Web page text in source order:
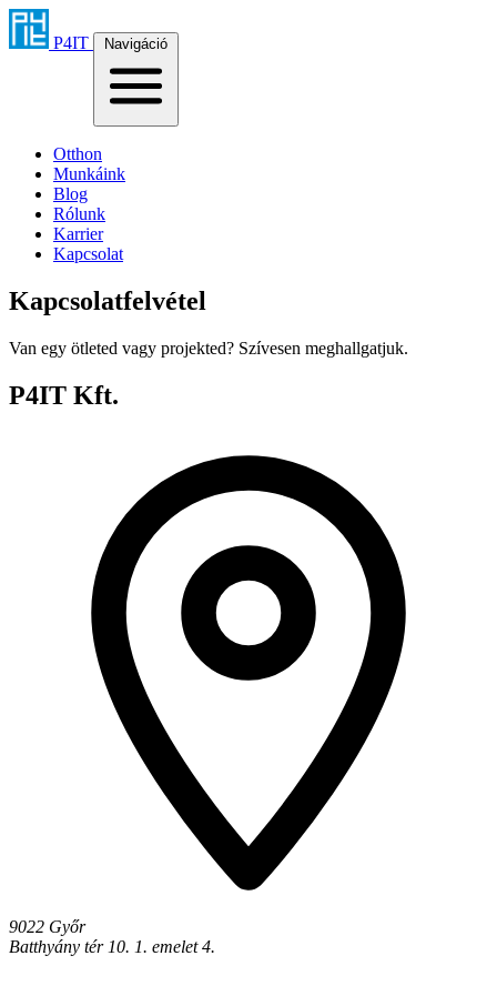
P4IT Navigáció
Otthon
Munkáink
Blog
Rólunk
Karrier
Kapcsolat
Kapcsolatfelvétel
Van egy ötleted vagy projekted? Szívesen meghallgatjuk.
P4IT Kft.
9022 Győr
Batthyány tér 10. 1. emelet 4.